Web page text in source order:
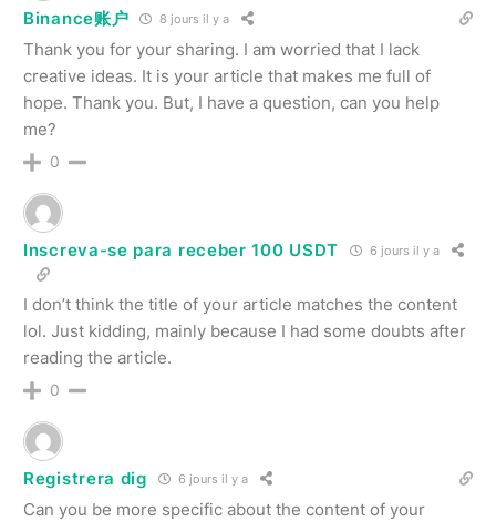
Binance账户 8 jours il y a
Thank you for your sharing. I am worried that I lack
creative ideas. It is your article that makes me full of
hope. Thank you. But, I have a question, can you help
me?
0
Inscreva-se para receber 100 USDT 6 jours il y a
I don’t think the title of your article matches the content
lol. Just kidding, mainly because I had some doubts after
reading the article.
0
Registrera dig 6 jours il y a
Can you be more specific about the content of your